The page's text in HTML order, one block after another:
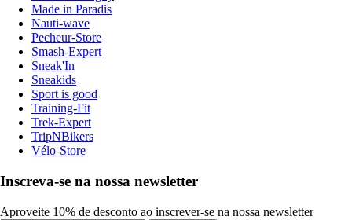
Made in Paradis
Nauti-wave
Pecheur-Store
Smash-Expert
Sneak'In
Sneakids
Sport is good
Training-Fit
Trek-Expert
TripNBikers
Vélo-Store
Inscreva-se na nossa newsletter
Aproveite 10% de desconto ao inscrever-se na nossa newsletter